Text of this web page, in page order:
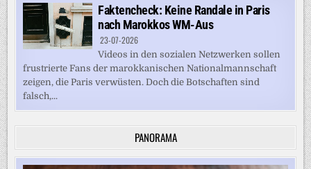
Faktencheck: Keine Randale in Paris
nach Marokkos WM-Aus
23-07-2026
Videos in den sozialen Netzwerken sollen
frustrierte Fans der marokkanischen Nationalmannschaft
zeigen, die Paris verwüsten. Doch die Botschaften sind
falsch,...
PANORAMA